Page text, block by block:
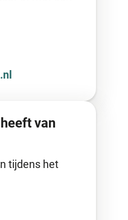
van
tijdens het